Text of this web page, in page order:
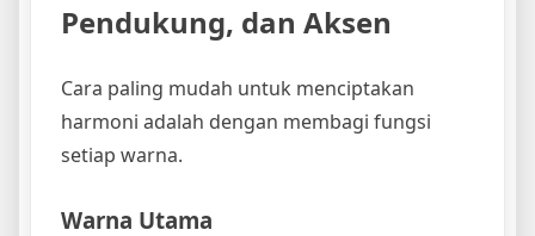
Pendukung, dan Aksen
Cara paling mudah untuk menciptakan
harmoni adalah dengan membagi fungsi
setiap warna.
Warna Utama